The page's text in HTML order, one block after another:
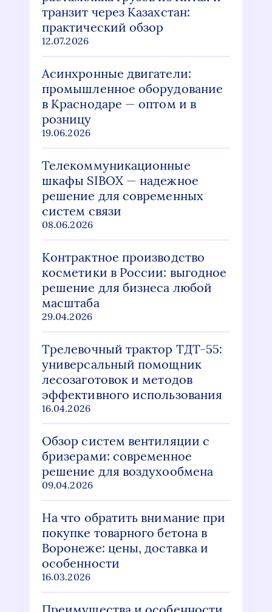
транзит через Казахстан:
практический обзор
12.07.2026
Асинхронные двигатели:
промышленное оборудование
в Краснодаре — оптом и в
розницу
19.06.2026
Телекоммуникационные
шкафы SIBOX — надежное
решение для современных
систем связи
08.06.2026
Контрактное производство
косметики в России: выгодное
решение для бизнеса любой
масштаба
29.04.2026
Трелевочный трактор ТДТ-55:
универсальный помощник
лесозаготовок и методов
эффективного использования
16.04.2026
Обзор систем вентиляции с
бризерами: современное
решение для воздухообмена
09.04.2026
На что обратить внимание при
покупке товарного бетона в
Воронеже: цены, доставка и
особенности
16.03.2026